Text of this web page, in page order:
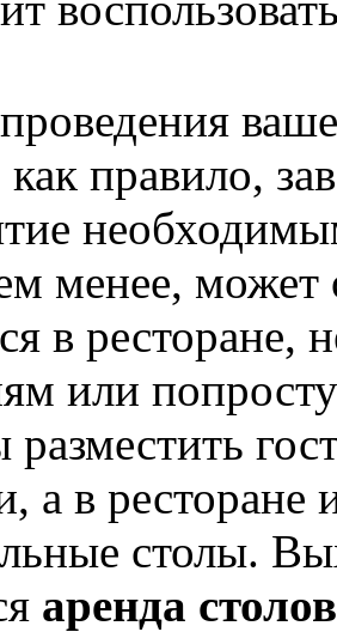
правило,
менее, может
в ресторане,
или
разместить
а в
столы.
аренда